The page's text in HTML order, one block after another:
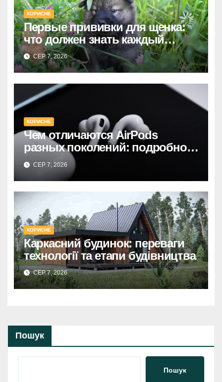
КОРИСНЕ
Первые прививки для щенка:
что должен знать каждый
хозяин
СЕР 7, 2026
КОРИСНЕ
Чем отличаются AirPods
разных поколений: подробное
руководство по выбору
СЕР 7, 2026
КОРИСНЕ
Каркасний будинок: переваги
технології та етапи будівництва
СЕР 7, 2026
Пошук
Пошук